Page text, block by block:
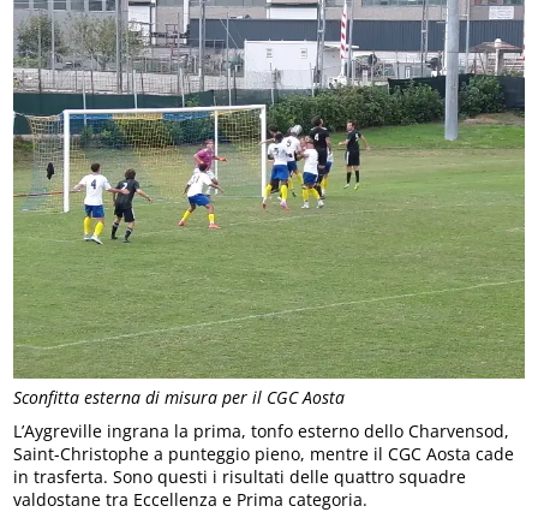
Sconfitta esterna di misura per il CGC Aosta
L’Aygreville ingrana la prima, tonfo esterno dello Charvensod,
Saint-Christophe a punteggio pieno, mentre il CGC Aosta cade
in trasferta. Sono questi i risultati delle quattro squadre
valdostane tra Eccellenza e Prima categoria.